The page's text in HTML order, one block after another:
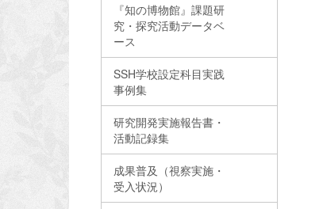
『知の博物館』課題研
究・探究活動データベ
ース
SSH学校設定科目実践
事例集
研究開発実施報告書・
活動記録集
成果普及（視察実施・
受入状況）